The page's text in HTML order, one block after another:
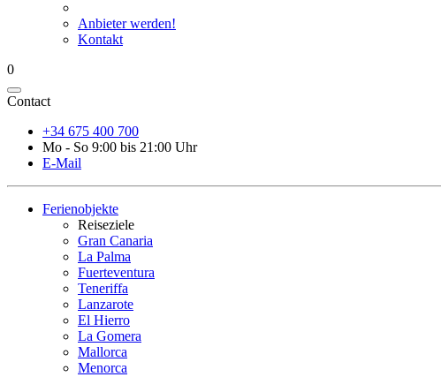
Anbieter werden!
Kontakt
0
Contact
+34 675 400 700
Mo - So 9:00 bis 21:00 Uhr
E-Mail
Ferienobjekte
Reiseziele
Gran Canaria
La Palma
Fuerteventura
Teneriffa
Lanzarote
El Hierro
La Gomera
Mallorca
Menorca